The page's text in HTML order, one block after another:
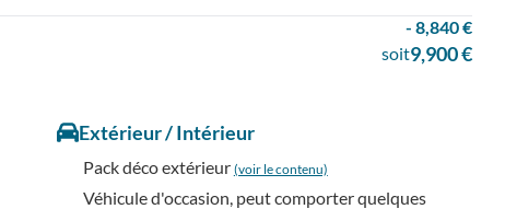
- 8,840 €
soit9,900 €
Extérieur / Intérieur
Pack déco extérieur (voir le contenu)
Véhicule d'occasion, peut comporter quelques